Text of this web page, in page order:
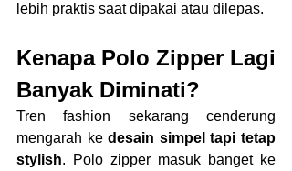
lebih praktis saat dipakai atau dilepas.
Kenapa Polo Zipper Lagi
Banyak Diminati?
Tren fashion sekarang cenderung
mengarah ke desain simpel tapi tetap
stylish. Polo zipper masuk banget ke